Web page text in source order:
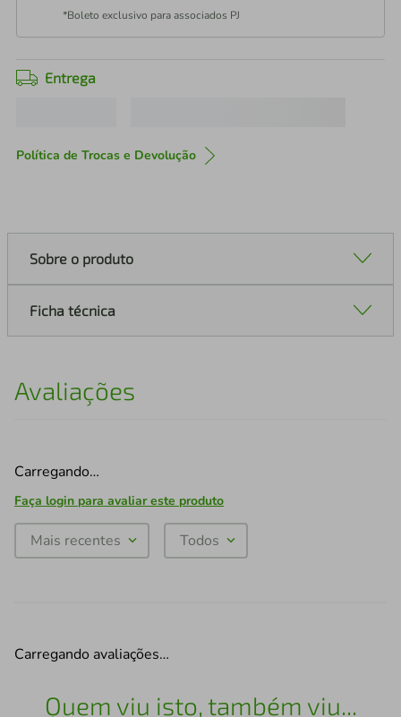
*Boleto exclusivo para associados PJ
Entrega
Política de Trocas e Devolução
Sobre o produto
Ficha técnica
Avaliações
Carregando…
Faça login para avaliar este produto
Mais recentes Todos
Carregando avaliações…
Quem viu isto, também viu...